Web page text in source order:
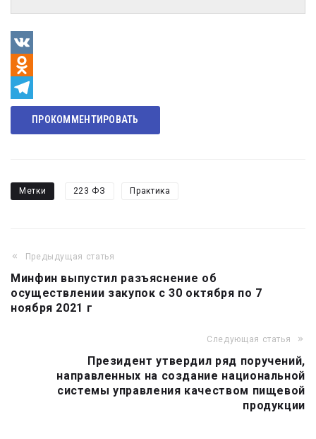
VK
Odnoklassniki
Telegram
ПРОКОММЕНТИРОВАТЬ
Метки 223 ФЗ Практика
Навигация
по
записям
Предыдущая статья
Минфин выпустил разъяснение об
осуществлении закупок с 30 октября по 7
ноября 2021 г
Следующая статья
Президент утвердил ряд поручений,
направленных на создание национальной
системы управления качеством пищевой
продукции